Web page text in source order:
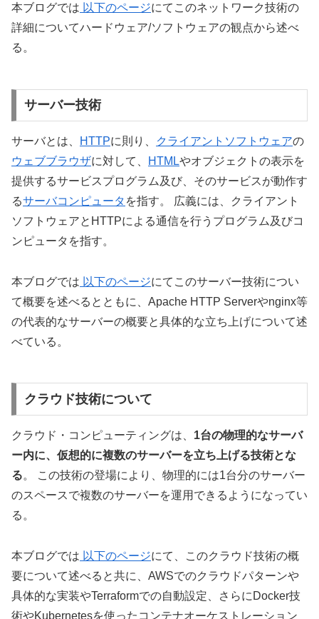
本ブログでは 以下のページにてこのネットワーク技術の
詳細についてハードウェア/ソフトウェアの観点から述べ
る。
サーバー技術
サーバとは、 HTTPに則り、 クライアント ソフトウェアの
ウェブブラウザに対して、 HTMLやオブジェクト の表示を
提供するサービスプログラム及び、そのサービスが動作す
るサーバコンピュータ を指す。 広義には、クライアント
ソフトウェアとHTTPによる通信を行うプログラム及びコ
ンピュータを指す。
本ブログでは 以下のページにてこのサーバー技術につい
て概要を述べるとともに、 Apache HTTP Serverやnginx等
の代表的なサーバーの概要と具体的な立ち上げについて述
べている。
クラウド技術について
クラウド・コンピューティングは、 1台の物理的なサーバ
ー内に、仮想的に複数のサーバーを立ち上げる技術とな
る。 この技術の登場により、物理的には1台分のサーバー
のスペースで複数のサーバーを運用できるようになってい
る。
本ブログでは 以下のページにて、このクラウド技術の概
要について述べると共に、AWSでのクラウドパターンや
具体的な実装やTerraformでの自動設定 、さらにDocker技
術やKubernetesを使ったコンテナオーケストレーション